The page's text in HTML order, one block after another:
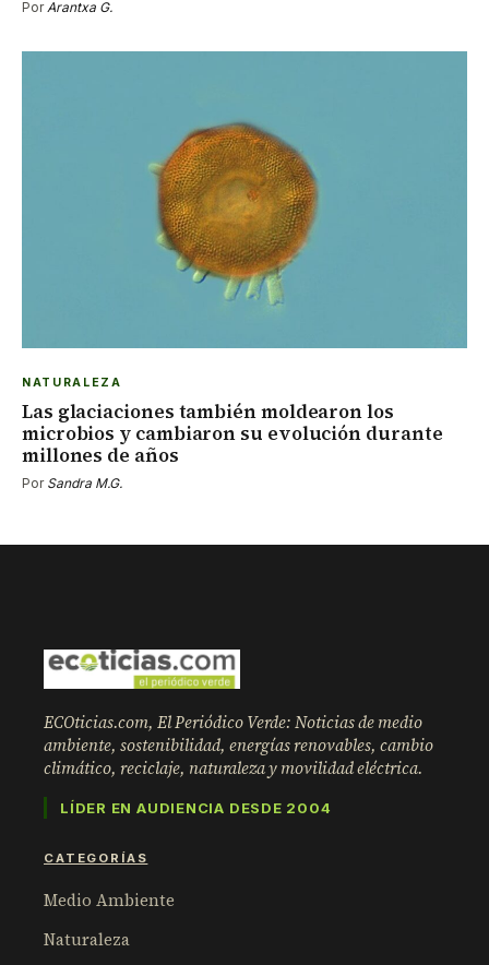
Por Arantxa G.
NATURALEZA
Las glaciaciones también moldearon los
microbios y cambiaron su evolución durante
millones de años
Por Sandra M.G.
ECOticias.com, El Periódico Verde: Noticias de medio
ambiente, sostenibilidad, energías renovables, cambio
climático, reciclaje, naturaleza y movilidad eléctrica.
LÍDER EN AUDIENCIA DESDE 2004
CATEGORÍAS
Medio Ambiente
Naturaleza